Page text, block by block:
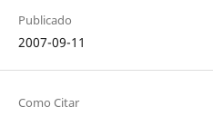
Publicado
2007-09-11
Como Citar